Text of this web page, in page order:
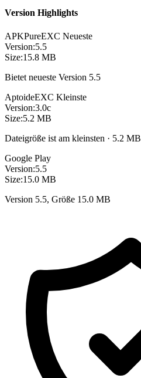
Version Highlights
APKPureEXC Neueste
Version:5.5
Size:15.8 MB
Bietet neueste Version 5.5
AptoideEXC Kleinste
Version:3.0c
Size:5.2 MB
Dateigröße ist am kleinsten · 5.2 MB
Google Play
Version:5.5
Size:15.0 MB
Version 5.5, Größe 15.0 MB